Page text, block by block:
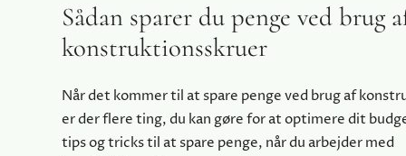
Sådan sparer du penge ved brug
konstruktionsskruer
Når det kommer til at spare penge ved brug af
er der flere ting, du kan gøre for at optimere dit
tips og tricks til at spare penge, når du arbejder med